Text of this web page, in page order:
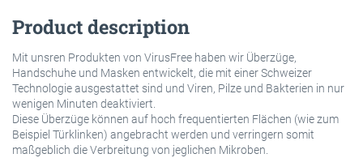
Product description
Mit unsren Produkten von VirusFree haben wir Überzüge,
Handschuhe und Masken entwickelt, die mit einer Schweizer
Technologie ausgestattet sind und Viren, Pilze und Bakterien in nur
wenigen Minuten deaktiviert.
Diese Überzüge können auf hoch frequentierten Flächen (wie zum
Beispiel Türklinken) angebracht werden und verringern somit
maßgeblich die Verbreitung von jeglichen Mikroben.